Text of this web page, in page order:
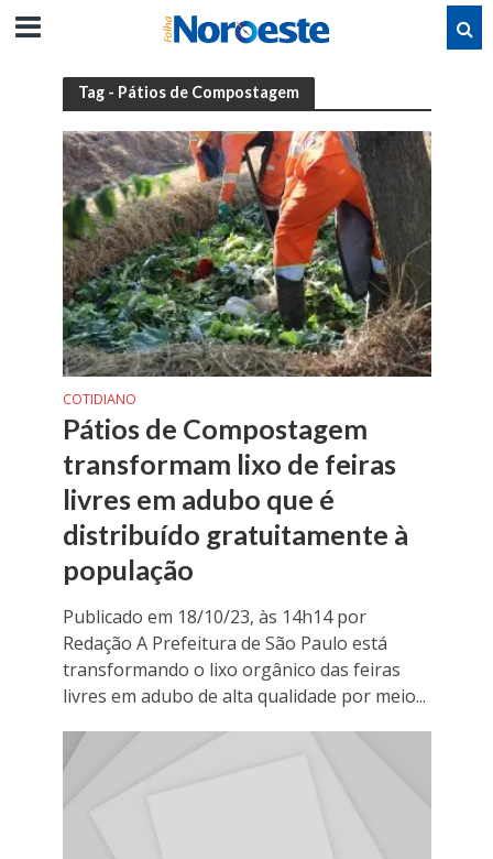
Tag - Pátios de Compostagem
COTIDIANO
Pátios de Compostagem
transformam lixo de feiras
livres em adubo que é
distribuído gratuitamente à
população
Publicado em 18/10/23, às 14h14 por
Redação A Prefeitura de São Paulo está
transformando o lixo orgânico das feiras
livres em adubo de alta qualidade por meio...